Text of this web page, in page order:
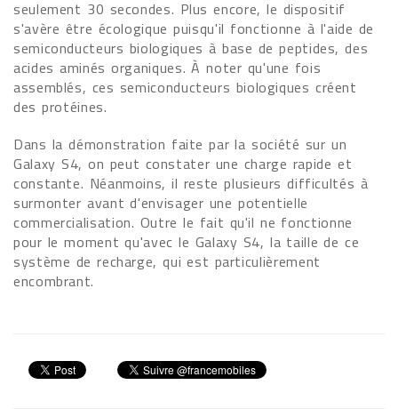
seulement 30 secondes. Plus encore, le dispositif
s'avère être écologique puisqu'il fonctionne à l'aide de
semiconducteurs biologiques à base de peptides, des
acides aminés organiques. À noter qu'une fois
assemblés, ces semiconducteurs biologiques créent
des protéines.
Dans la démonstration faite par la société sur un
Galaxy S4, on peut constater une charge rapide et
constante. Néanmoins, il reste plusieurs difficultés à
surmonter avant d'envisager une potentielle
commercialisation. Outre le fait qu'il ne fonctionne
pour le moment qu'avec le Galaxy S4, la taille de ce
système de recharge, qui est particulièrement
encombrant.